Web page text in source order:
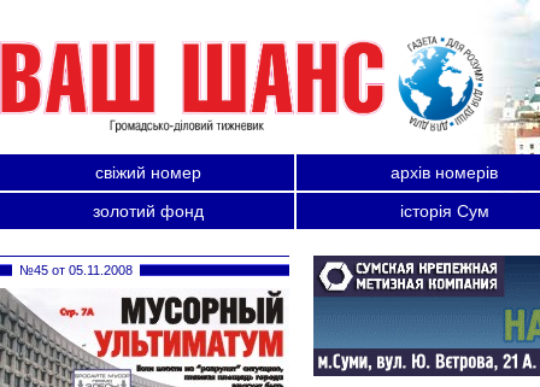
свіжий номер
архів номерів
золотий фонд
історія Сум
№45 от 05.11.2008